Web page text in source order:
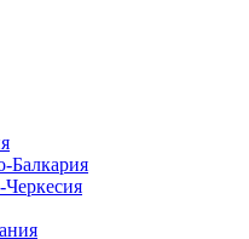
Балкария
Черкесия